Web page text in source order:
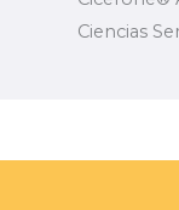
Ciencias